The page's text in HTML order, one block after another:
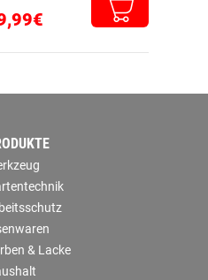
& Lacke